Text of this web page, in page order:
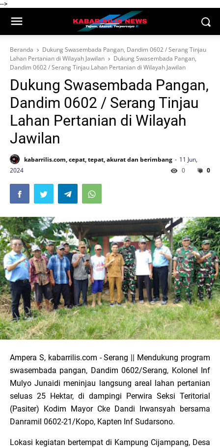
-->
Beranda
Dukung Swasembada Pangan, Dandim 0602 / Serang Tinjau
Lahan Pertanian di Wilayah Jawilan
Dukung Swasembada Pangan,
Dandim 0602 / Serang Tinjau Lahan Pertanian di Wilayah Jawilan
Dukung Swasembada Pangan,
Dandim 0602 / Serang Tinjau
Lahan Pertanian di Wilayah
Jawilan
kabarrilis.com, cepat, tepat, akurat dan berimbang
11 Jun,
2024
0
0
Ampera S, kabarrilis.com - Serang || Mendukung program
swasembada pangan, Dandim 0602/Serang, Kolonel Inf
Mulyo Junaidi meninjau langsung areal lahan pertanian
seluas 25 Hektar, di dampingi Perwira Seksi Teritorial
(Pasiter) Kodim Mayor Cke Dandi Irwansyah bersama
Danramil 0602-21/Kopo, Kapten Inf Sudarsono.
Lokasi kegiatan bertempat di Kampung Cijampang, Desa